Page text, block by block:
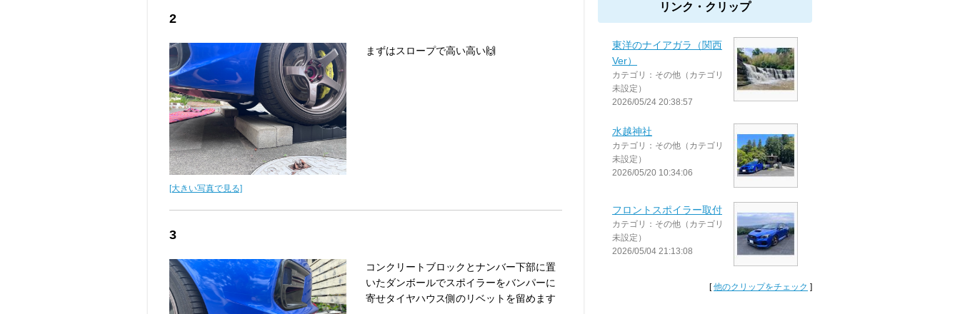
2
[大きい写真で見る]
まずはスロープで高い高い🙌
3
コンクリートブロックとナンバー下部に置
いたダンボールでスポイラーをバンパーに
寄せタイヤハウス側のリベットを留めます
リンク・クリップ
東洋のナイアガラ（関西
Ver）
カテゴリ：その他（カテゴリ
未設定）
2026/05/24 20:38:57
水越神社
カテゴリ：その他（カテゴリ
未設定）
2026/05/20 10:34:06
フロントスポイラー取付
カテゴリ：その他（カテゴリ
未設定）
2026/05/04 21:13:08
[他のクリップをチェック ]